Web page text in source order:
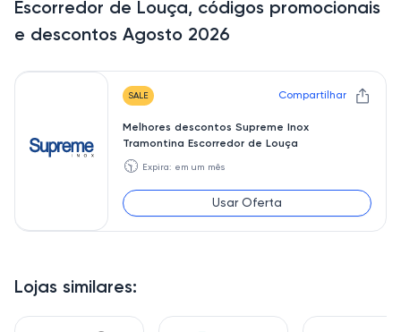
Lojas similares:
Escorredor de Louça, códigos promocionais
e descontos Agosto 2026
SALE Compartilhar
Melhores descontos Supreme Inox
Tramontina Escorredor de Louça
🕥 Expira: em um mês
Usar Oferta